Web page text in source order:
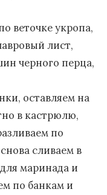
веточке укропа,
лист,
черного перца,
оставляем на
в кастрюлю,
по
сливаем в
маринада и
по банкам и